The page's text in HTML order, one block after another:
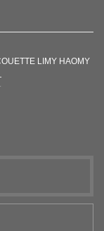
LIMY HAOMY